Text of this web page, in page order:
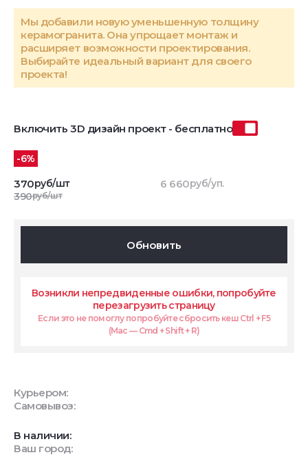
Мы добавили новую уменьшенную толщину
керамогранита. Она упрощает монтаж и
расширяет возможности проектирования.
Выбирайте идеальный вариант для своего
проекта!
Включить 3D дизайн проект - бесплатно
-6%
370руб/шт
390руб/шт
6 660руб/уп.
Обновить
Возникли непредвиденные ошибки, попробуйте
перезагрузить страницу
Если это не помоглу попробуйте сбросить кеш Ctrl + F5
(Mac — Cmd + Shift + R)
Курьером:
Самовывоз:
В наличии:
Ваш город: